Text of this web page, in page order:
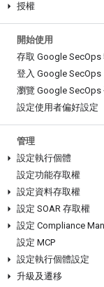
授權
開始使用
存取 Google SecOps
登入 Google SecOps
瀏覽 Google SecOps
設定使用者偏好設定
管理
設定執行個體
設定功能存取權
設定資料存取權
設定 SOAR 存取權
設定 Compliance
設定 MCP
設定執行個體設定
升級及遷移